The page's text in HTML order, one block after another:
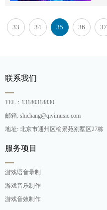
33 34 35 36 37
联系我们
TEL：13180318830
邮箱: shichang@qiyimusic.com
地址: 北京市通州区榆景苑别墅区27栋
服务项目
游戏语音录制
游戏音乐制作
游戏音效制作